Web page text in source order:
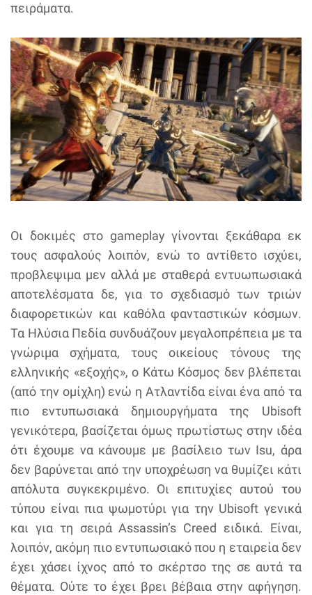
πειράματα.
Οι δοκιμές στο gameplay γίνονται ξεκάθαρα εκ
τους ασφαλούς λοιπόν, ενώ το αντίθετο ισχύει,
προβλεψιμα μεν αλλά με σταθερά εντυωπωσιακά
αποτελέσματα δε, για το σχεδιασμό των τριών
διαφορετικών και καθόλα φανταστικών κόσμων.
Τα Ηλύσια Πεδία συνδυάζουν μεγαλοπρέπεια με τα
γνώριμα σχήματα, τους οικείους τόνους της
ελληνικής «εξοχής», ο Κάτω Κόσμος δεν βλέπεται
(από την ομίχλη) ενώ η Ατλαντίδα είναι ένα από τα
πιο εντυπωσιακά δημιουργήματα της Ubisoft
γενικότερα, βασίζεται όμως πρωτίστως στην ιδέα
ότι έχουμε να κάνουμε με βασίλειο των Isu, άρα
δεν βαρύνεται από την υποχρέωση να θυμίζει κάτι
απόλυτα συγκεκριμένο. Οι επιτυχίες αυτού του
τύπου είναι πια ψωμοτύρι για την Ubisoft γενικά
και για τη σειρά Assassin’s Creed ειδικά. Είναι,
λοιπόν, ακόμη πιο εντυπωσιακό που η εταιρεία δεν
έχει χάσει ίχνος από το σκέρτσο της σε αυτά τα
θέματα. Ούτε το έχει βρει βέβαια στην αφήγηση.